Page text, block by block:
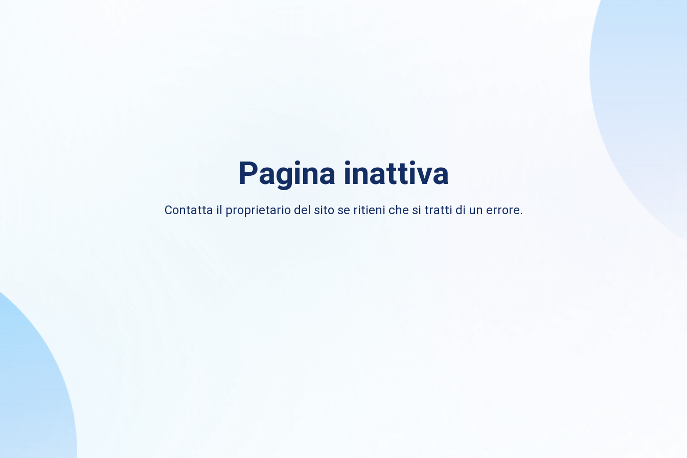
Pagina inattiva
Contatta il proprietario del sito se ritieni che si tratti di un errore.